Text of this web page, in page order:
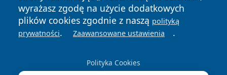
wyrażasz zgodę na użycie dodatkowych
plików cookies zgodnie z naszą polityką
prywatności. Zaawansowane ustawienia .
Polityka Cookies
News Autorzy
Prywatności
Cookies